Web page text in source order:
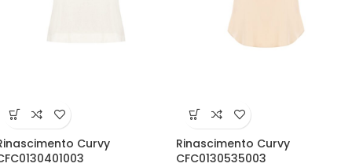
Curvy
Rinascimento Curvy
CFC0130535003